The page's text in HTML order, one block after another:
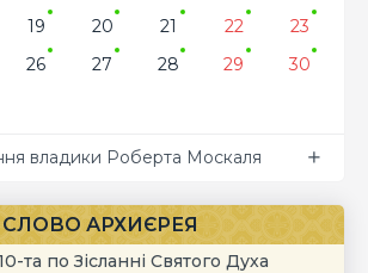
19 20 21 22
23
26 27 28 29
30
владики Роберта Москаля
СЛОВО АРХИЄРЕЯ
та по Зісланні Святого Духа